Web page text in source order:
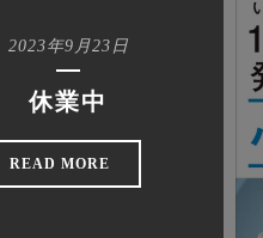
2023年9月23日
休業中
READ MORE